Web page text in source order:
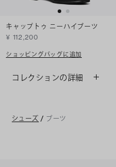
キャップトゥ ニーハイブーツ
¥ 112,200
ショッピングバッグに追加
コレクションの詳細
シューズ / ブーツ